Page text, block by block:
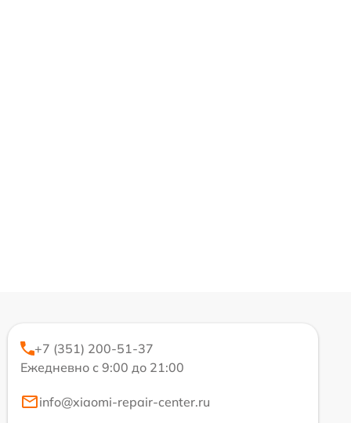
+7 (351) 200-51-37
Ежедневно с 9:00 до 21:00
info@xiaomi-repair-center.ru